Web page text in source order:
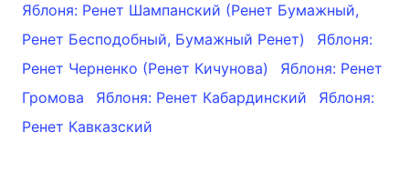
Яблоня: Ренет Шампанский (Ренет Бумажный,
Ренет Бесподобный, Бумажный Ренет)
Яблоня:
Ренет Черненко (Ренет Кичунова)
Яблоня: Ренет
Громова
Яблоня: Ренет Кабардинский
Яблоня:
Ренет Кавказский